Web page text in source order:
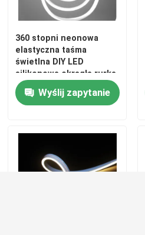
360 stopni neonowa
elastyczna taśma
świetlna DIY LED
silikonowa okrągła rurka
świetlna 24V 12W IP67
Wyślij zapytanie